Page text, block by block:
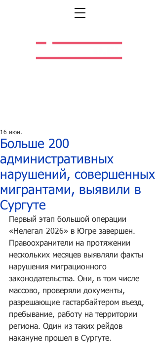
Больше 200
административных
нарушений, совершенных
мигрантами, выявили в
Сургуте
16 июн.
Первый этап большой операции
«Нелегал-2026» в Югре завершен.
Правоохранители на протяжении
нескольких месяцев выявляли факты
нарушения миграционного
законодательства. Они, в том числе
массово, проверяли документы,
разрешающие гастарбайтером въезд,
пребывание, работу на территории
региона. Один из таких рейдов
накануне прошел в Сургуте.